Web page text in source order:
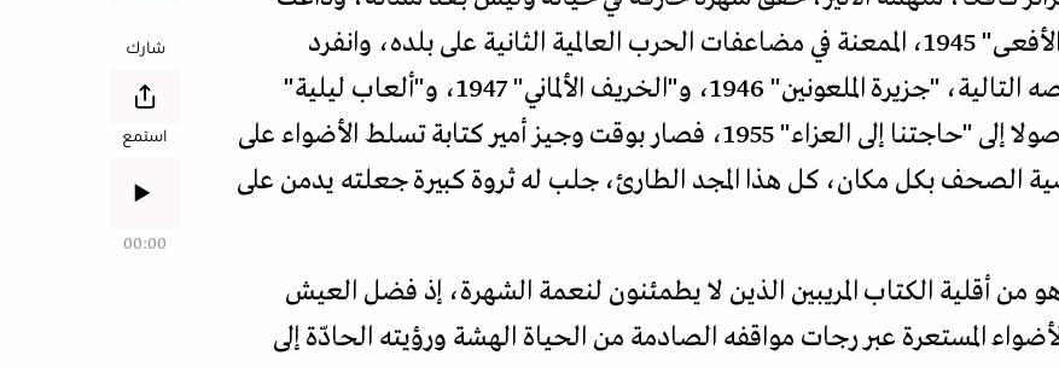
حقيقته الأدبية منذ روايته الأولى "الأفعى" 1945، الممعنة في مضاعفات الحرب العالمية الثانية على بلده، وانفرد
بشعبية صارخة عبر نجاحات نصوصه التالية، "جزيرة الملعونين" 1946، و"الخريف الألماني" 1947، و"ألعاب ليلية"
1947، و"متاعب الزفاف" 1949، وصولا إلى "حاجتنا إلى العزاء" 1955، فصار بوقت وجيز أمير كتابة تسلط الأضواء على
الصحف بكل مكان، كل هذا المجد الطارئ، جلب له ثروة كبيرة جعلته يدمن على
من أقلية الكتاب المريبين الذين لا يطمئنون لنعمة الشهرة، إذ فضل العيش
المستعرة عبر رجات مواقفه الصادمة من الحياة الهشة ورؤيته الحادّة إلى
شارك
استمع
00:00